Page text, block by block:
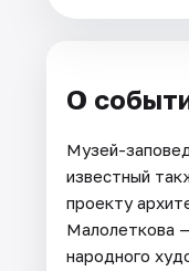
О
Музей-
известный
проекту
Малолеткова
народного